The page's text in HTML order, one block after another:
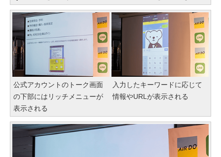
公式アカウントのトーク画面
の下部にはリッチメニューが
表示される
入力したキーワードに応じて
情報やURLが表示される